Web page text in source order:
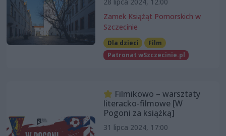
Zamek Książąt Pomorskich w
Szczecinie
Dla dzieci
Film
Patronat wSzczecinie.pl
Filmikowo – warsztaty
literacko-filmowe [W
Pogoni za książką]
31 lipca 2024, 17:00